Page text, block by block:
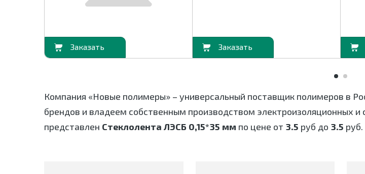
В корзину В корзину В корзину
Компания «Новые полимеры» – универсальный поставщик полимеров в
брендов и владеем собственным производством электроизоляционных
представлен Стеклолента ЛЭСБ 0,15*35 мм по цене от 3.5 руб до 3.5